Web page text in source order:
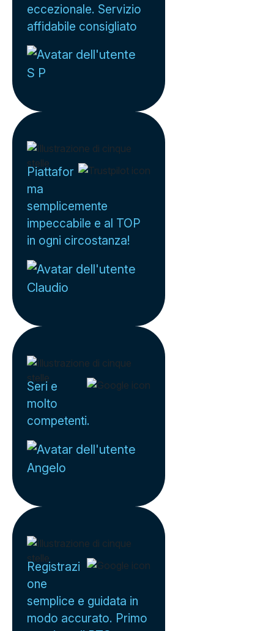
eccezionale. Servizio
affidabile consigliato
S P
Piattafor
ma
semplicemente
impeccabile e al TOP
in ogni circostanza!
Claudio
Seri e
molto
competenti.
Angelo
Registrazi
one
semplice e guidata in
modo accurato. Primo